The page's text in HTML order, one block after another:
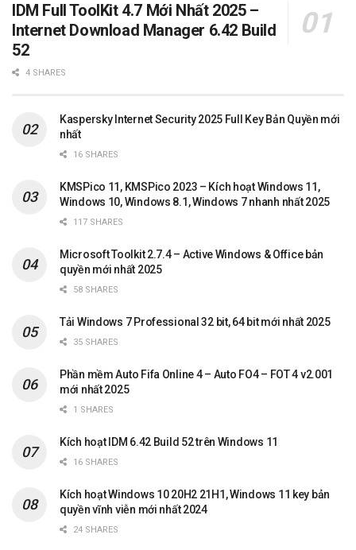
IDM Full ToolKit 4.7 Mới Nhất 2025 –
Internet Download Manager 6.42 Build
52
4 SHARES
Kaspersky Internet Security 2025 Full Key Bản Quyền mới
nhất
16 SHARES
KMSPico 11, KMSPico 2023 – Kích hoạt Windows 11,
Windows 10, Windows 8.1, Windows 7 nhanh nhất 2025
117 SHARES
Microsoft Toolkit 2.7.4 – Active Windows & Office bản
quyền mới nhất 2025
58 SHARES
Tải Windows 7 Professional 32 bit, 64 bit mới nhất 2025
35 SHARES
Phần mềm Auto Fifa Online 4 – Auto FO4 – FOT 4 v2.001
mới nhất 2025
1 SHARES
Kích hoạt IDM 6.42 Build 52 trên Windows 11
16 SHARES
Kích hoạt Windows 10 20H2 21H1, Windows 11 key bản
quyền vĩnh viễn mới nhất 2024
24 SHARES